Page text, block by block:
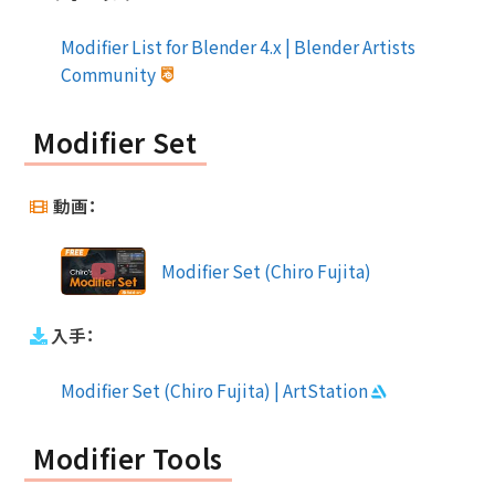
Modifier List for Blender 4.x | Blender Artists
Community
Modifier Set
動画：
Modifier Set (Chiro Fujita)
入手：
Modifier Set (Chiro Fujita) | ArtStation
Modifier Tools